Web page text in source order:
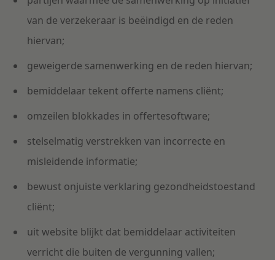
van de verzekeraar is beëindigd en de reden
hiervan;
geweigerde samenwerking en de reden hiervan;
bemiddelaar tekent offerte namens cliënt;
omzeilen blokkades in offertesoftware;
stelselmatig verstrekken van incorrecte en
misleidende informatie;
bewust onjuiste verklaring gezondheidstoestand
cliënt;
uit website blijkt dat bemiddelaar activiteiten
verricht die buiten de vergunning vallen;